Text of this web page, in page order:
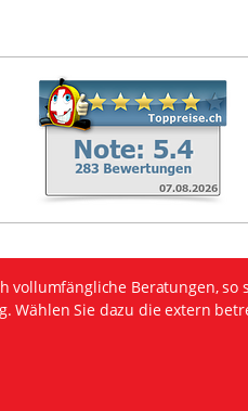
vollumfängliche Beratungen, so
Wählen Sie dazu die extern